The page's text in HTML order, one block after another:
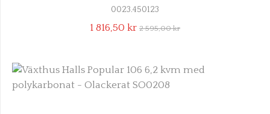
0023.450123
1 816,50 kr 2 595,00 kr